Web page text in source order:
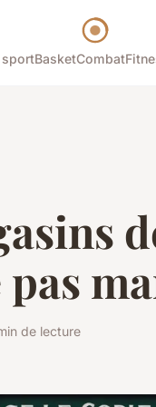
BasketCombat
de lecture